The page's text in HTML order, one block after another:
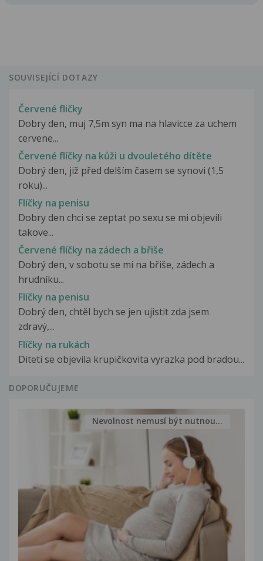
SOUVISEJÍCÍ DOTAZY
Červené fličky
Dobry den, muj 7,5m syn ma na hlavicce za uchem
cervene...
Červené flíčky na kůži u dvouletého dítěte
Dobrý den, již před delším časem se synovi (1,5
roku)...
Flíčky na penisu
Dobry den chci se zeptat po sexu se mi objevili
takove...
Červené flíčky na zádech a břiše
Dobrý den, v sobotu se mi na břiše, zádech a
hrudníku...
Flíčky na penisu
Dobrý den, chtěl bych se jen ujistit zda jsem
zdravý,...
Flíčky na rukách
Diteti se objevila krupičkovita vyrazka pod bradou...
DOPORUČUJEME
Nevolnost nemusí být nutnou...